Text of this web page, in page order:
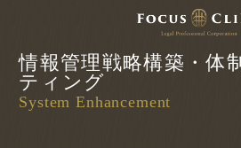
情報管理戦略構築・体
ティング
System Enhancement